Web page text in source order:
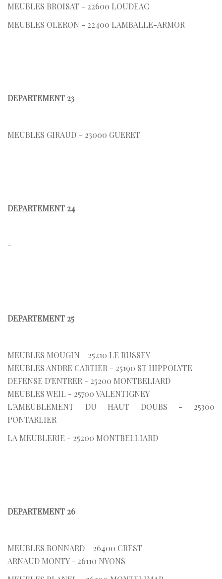
MEUBLES BROISAT - 22600 LOUDEAC
MEUBLES OLERON - 22400 LAMBALLE-ARMOR
DEPARTEMENT 23
MEUBLES GIRAUD – 23000 GUERET
DEPARTEMENT 24
-
DEPARTEMENT 25
MEUBLES MOUGIN - 25210 LE RUSSEY
MEUBLES ANDRE CARTIER - 25190 ST HIPPOLYTE
DEFENSE D'ENTRER - 25200 MONTBELIARD
MEUBLES WEIL - 25700 VALENTIGNEY
L'AMEUBLEMENT DU HAUT DOUBS - 25300
PONTARLIER
LA MEUBLERIE - 25200 MONTBELLIARD
DEPARTEMENT 26
MEUBLES BONNARD - 26400 CREST
ARNAUD MONTY - 26110 NYONS